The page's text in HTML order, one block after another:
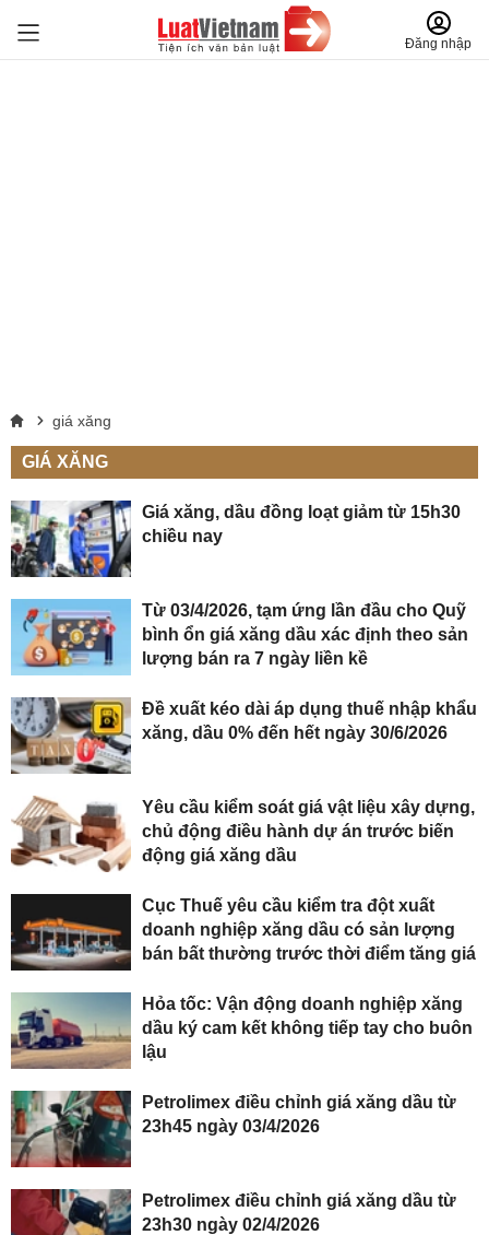
Đăng nhập
giá xăng
GIÁ XĂNG
Giá xăng, dầu đồng loạt giảm từ 15h30
chiều nay
Từ 03/4/2026, tạm ứng lần đầu cho Quỹ
bình ổn giá xăng dầu xác định theo sản
lượng bán ra 7 ngày liền kề
Đề xuất kéo dài áp dụng thuế nhập khẩu
xăng, dầu 0% đến hết ngày 30/6/2026
Yêu cầu kiểm soát giá vật liệu xây dựng,
chủ động điều hành dự án trước biến
động giá xăng dầu
Cục Thuế yêu cầu kiểm tra đột xuất
doanh nghiệp xăng dầu có sản lượng
bán bất thường trước thời điểm tăng giá
Hỏa tốc: Vận động doanh nghiệp xăng
dầu ký cam kết không tiếp tay cho buôn
lậu
Petrolimex điều chỉnh giá xăng dầu từ
23h45 ngày 03/4/2026
Petrolimex điều chỉnh giá xăng dầu từ
23h30 ngày 02/4/2026